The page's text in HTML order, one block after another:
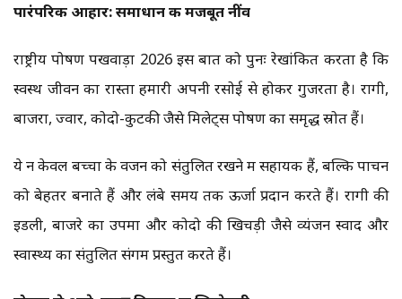
पारंपरिक आहार: समाधान की मजबूत नींव
राष्ट्रीय पोषण पखवाड़ा 2026 इस बात को पुनः रेखांकित करता है कि
स्वस्थ जीवन का रास्ता हमारी अपनी रसोई से होकर गुजरता है। रागी,
बाजरा, ज्वार, कोदो-कुटकी जैसे मिलेट्स पोषण का समृद्ध स्रोत हैं।
ये न केवल बच्चों के वजन को संतुलित रखने में सहायक हैं, बल्कि पाचन
को बेहतर बनाते हैं और लंबे समय तक ऊर्जा प्रदान करते हैं। रागी की
इडली, बाजरे का उपमा और कोदो की खिचड़ी जैसे व्यंजन स्वाद और
स्वास्थ्य का संतुलित संगम प्रस्तुत करते हैं।